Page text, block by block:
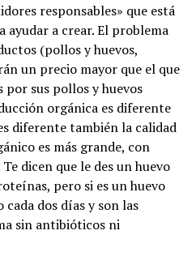
responsables» que está
ayudar a crear. El problema
(pollos y huevos,
un precio mayor que el que
por sus pollos y huevos
orgánica es diferente
diferente también la calidad
es más grande, con
dicen que le des un huevo
pero si es un huevo
dos días y son las
sin antibióticos ni